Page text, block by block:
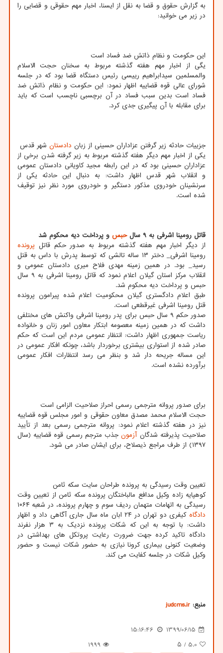
به گزارش حقوق و قضا به نقل از ایسنا، اخبار مهم حقوقی و قضایی را
در زیر می خوانید:
این حکومت و نظام ذاتش ضد فساد است
یگی از اخبار مهم هفته گذشته مربوط به سخنان حجت الاسلام
والمسلمین سیدابراهیم رییسی رئیس دستگاه قضا بود که در جلسه
شورای عالی قوه قضاییه اظهار نمود: این حکومت و نظام ذاتش ضد
فساد است بدین سبب فساد در آن برچسبی ناچسب است که باید
برای مقابله با آن پیگیری جدی کرد.
جزییات حادثه زیر گرفتن عزاداران حسینی از زبان دادستان شهر قدس
یکی از اخبار مهم دیگر هفته گذشته مربوط به زیر گرفته شدن برخی از
عزاداران حسینی بود که در این رابطه مجید کاویانی دادستان عمومی
و انقلاب شهر قدس اظهار داشت: به دنبال این حادثه یکی از
سرنشینان خودروی مذکور دستگیر و خودروی مورد نظر نیز توقیف
شده است.
قاتل رومینا اشرفی به ۹ سال حبس و پرداخت دیه محکوم شد
از دیگر اخبار مهم هفته گذشته مربوط به صدور حکم قاتل پرونده
رومینا اشرفی_ دختر ۱۳ ساله تالشی که توسط پدرش با داس به قتل
رسید_ بود. در همین زمینه مهدی فلاح میری دادستان عمومی و
انقلاب مرکز استان گیلان اعلام نمود که قاتل رومینا اشرفی به ۹ سال
حبس و پرداخت دیه محکوم شد.
طبق اعلام دادگستری گیلان محکومیت اعلام شده پیرامون پرونده
قتل رومینا اشرفی غیرقطعی است.
صدور حکم ۹ سال حبس برای پدر رومینا اشرفی واکنش های مختلفی
داشت که در همین زمینه معصومه ابتکار معاون امور زنان و خانواده
ریاست جمهوری اظهار داشت: انتظار عمومی مردم این است که حکم
صادر شده از استواری بیشتری برخوردار باشد، چونکه افکار عمومی در
این مساله جریحه دار شد و بنظر می رسد انتظارات افکار عمومی
برآورده نشده است.
برای صدور پروانه مترجمی رسمی احراز صلاحیت الزامی است
حجت الاسلام محمد مصدق معاون حقوقی و امور مجلس قوه قضاییه
نیز در هفته گذشته اعلام نمود: پروانه مترجمی رسمی بعد از تأیید
صلاحیت پذیرفته شدگانآزمونجذب مترجم رسمی قوه قضاییه (سال
۱۳۹۷) از طرف مراجع ذیصلاح، برای ایشان صادر می شود.
تعیین وقت رسیدگی به پرونده طراحان سایت سکه ثامن
کوهپایه زاده وکیل مدافع مالباختگان پرونده سکه ثامن از تعیین وقت
رسیدگی به اتهامات متهمان ردیف سوم و چهارم پرونده، در شعبه ۱۰۶۴
دادگاه
کیفری دو تهران در ۲۴ ابان ماه سال جاری آگاهی داد و اظهار
داشت: با توجه به این که شکات پرونده نزدیک به ۳ هزار نفرند
دادگاه تاکید کرده جهت ضرورت رعایت پروتکل های بهداشتی در
وضعیت کنونی بیماری کرونا نیازی به حضور شکات نیست و حضور
وکیل شکات در جلسه کفایت می کند.
منبع: judcms.ir
1399/06/15
15:16:46
5.0 / ۵
1999